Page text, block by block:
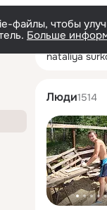
файлы, чтобы
Больше
nataliya
Люди1514